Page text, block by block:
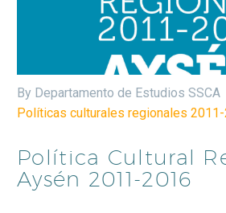
By Departamento de Estudios SSCA
Políticas culturales regionales
Política Cultural
Aysén 2011-2016